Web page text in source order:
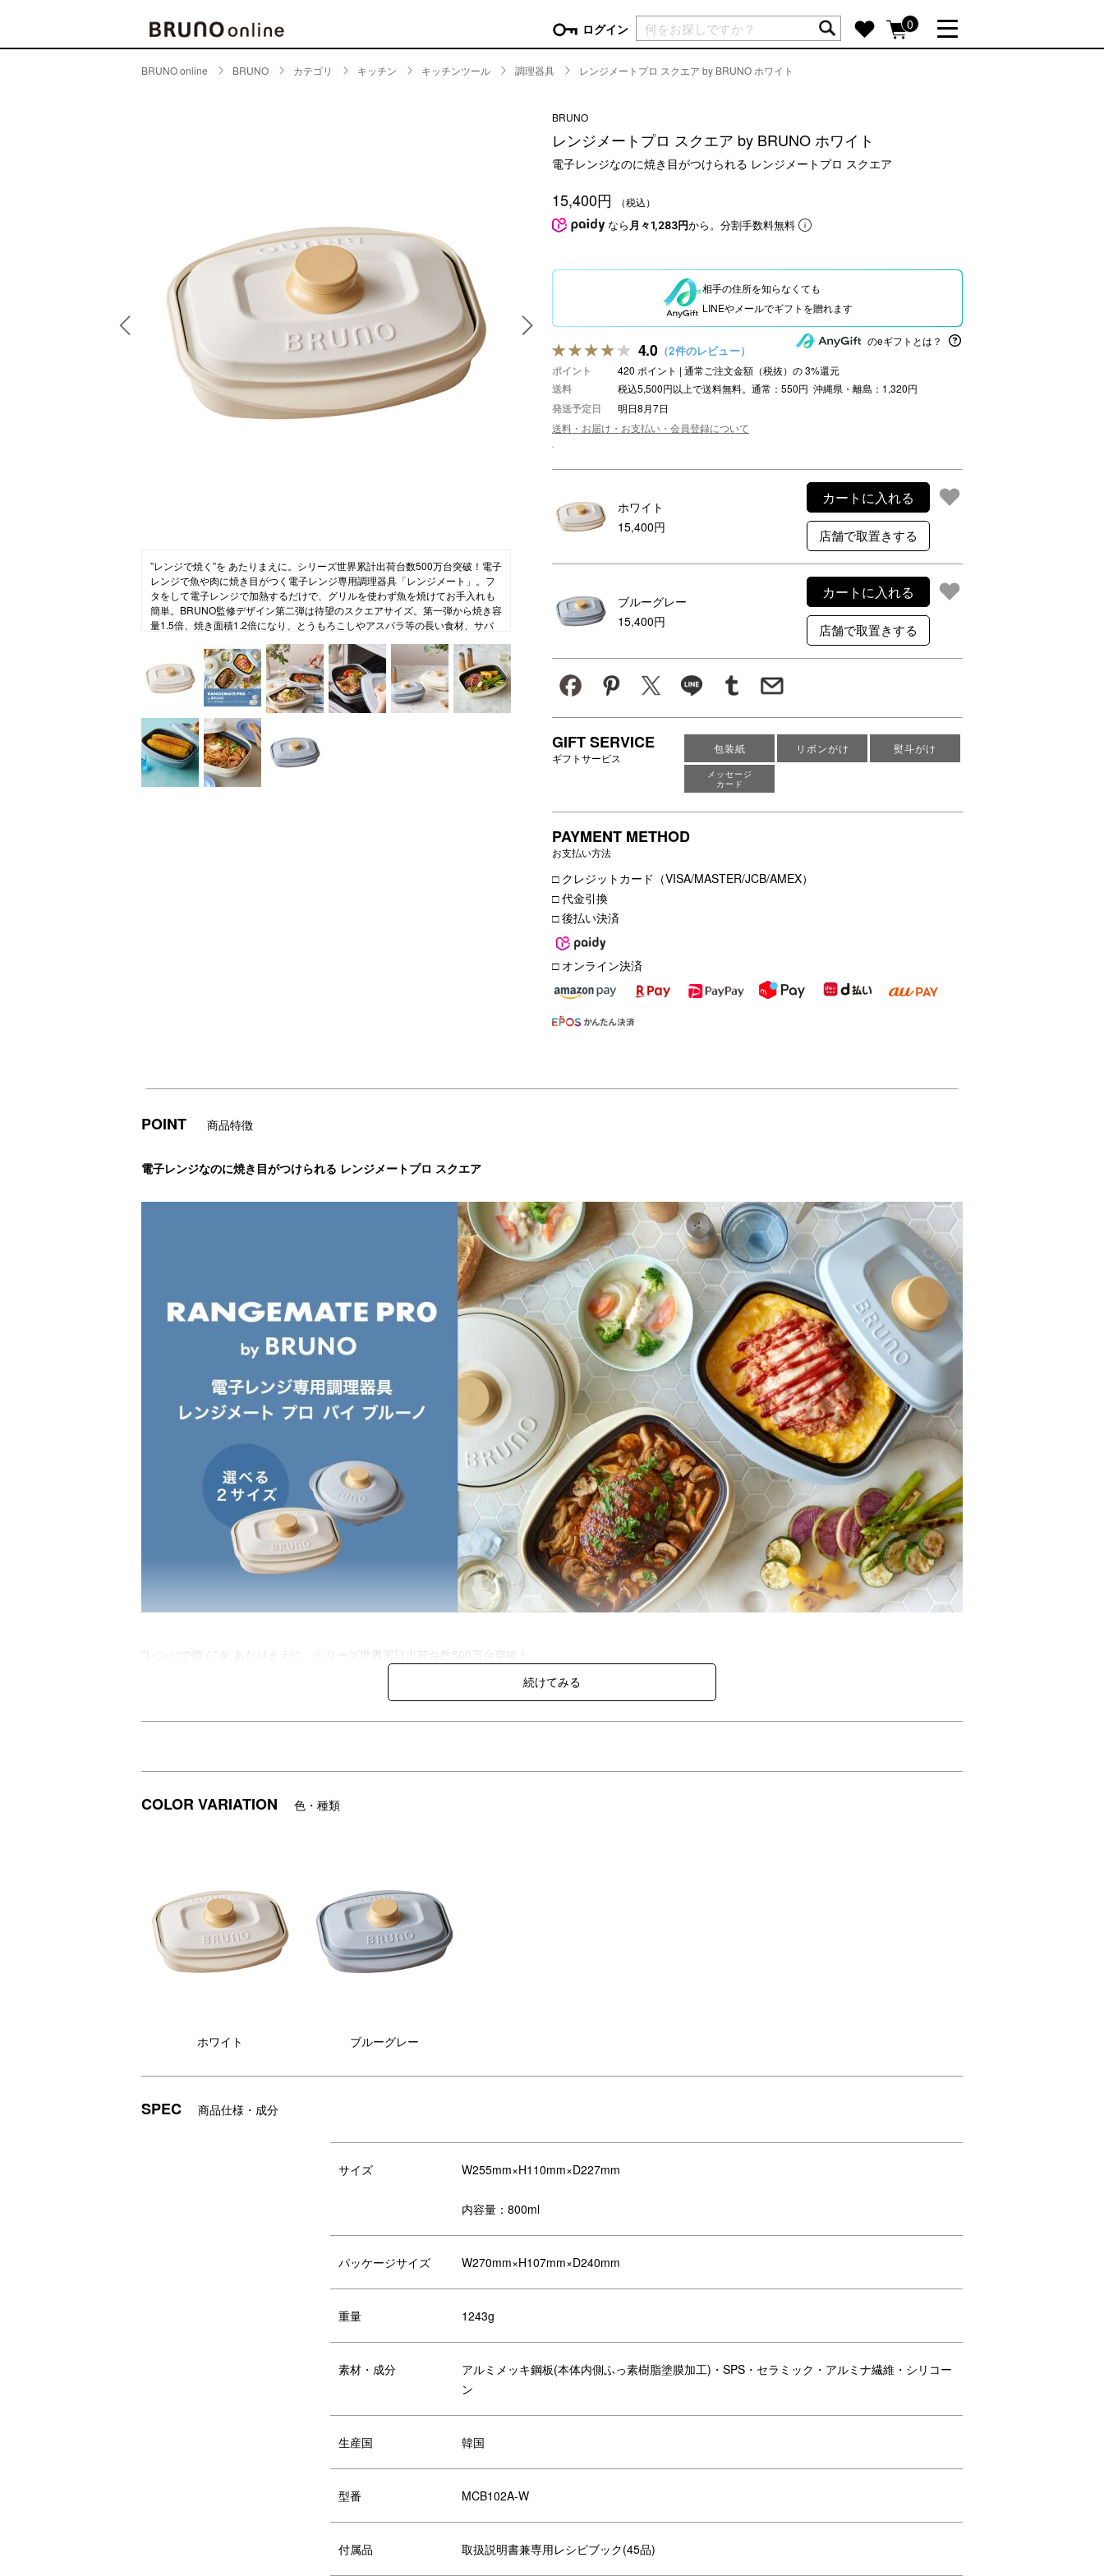
ログイン
ログイン
新規会員登録
0
現在カートには商品が入っていません。
CONTENTS
特集一覧
ランキング
コラム
ニュース
インテリア
家具・収納
ファブリック
ピクニックアイテム
ランチボックス・弁当箱
ランチバッグ・クーラートート
その他ピクニックアイテム
スキンケア・フェイスケア
ボディケア
アロマ
ファッション・トラベル ベビー・キッズアイテム more
おもちゃ・トイ
その他ベビー・キッズアイテム
出産祝い
母の日ギフト
more
SUPPORT
ご利用案内
ギフトサービス
BRUNO online BRUNO カテゴリ キッチン キッチンツール 調理器具 レンジメートプロ スクエア by BRUNO ホワイト
”レンジで焼く”を あたりまえに。シリーズ世界累計出荷台数500万台突破！電子
レンジで魚や肉に焼き目がつく電子レンジ専用調理器具「レンジメート」。フ
タをして電子レンジで加熱するだけで、グリルを使わず魚を焼けてお手入れも
簡単。BRUNO監修デザイン第二弾は待望のスクエアサイズ。第一弾から焼き容
量1.5倍、焼き面積1.2倍になり、とうもろこしやアスパラ等の長い食材、サバ
BRUNO
レンジメートプロ スクエア by BRUNO ホワイト
電子レンジなのに焼き目がつけられる レンジメートプロ スクエア
15,400円 （税込）
なら 月々1,283円から。分割手数料無料
相手の住所を知らなくても
LINEやメールでギフトを贈れます
のeギフトとは？
4.0 （2件のレビュー）
ポイント 420 ポイント | 通常ご注文金額（税抜）の3%還元
送料 税込5,500円以上で送料無料。通常：550円 沖縄県・離島：1,320円
発送予定日
明日8月7日
送料・お届け・お支払い・会員登録について
ホワイト
15,400円
カートに入れる
ブルーグレー
15,400円
カートに入れる
GIFT SERVICE
ギフトサービス
包装紙 リボンがけ 熨斗がけ
メッセージ
カード
PAYMENT METHOD
お支払い方法
□ クレジットカード（VISA/MASTER/JCB/AMEX）
□ 代金引換
□ 後払い決済
□ オンライン決済
POINT 商品特徴
電子レンジなのに焼き目がつけられる レンジメートプロ スクエア
”レンジで焼く”を あたりまえに。シリーズ世界累計出荷台数500万台突破！
電子レンジで魚や肉に焼き目がつく電子レンジ専用調理器具「レンジメート」。
フタをして電子レンジで加熱するだけで、グリルを使わず魚を焼けてお手入れも簡単。
第一弾から焼き容量1.5倍、焼き面積1.2倍になり、とうもろこしやアスパラ等の長い食材、サバの半身なども調理しやすくなりました。
一般的なマイクロ波による直接的な摩擦熱での温めに比べレンジメート プロ プラスならセラミックコーティングのフタが直接食材にあたることを防ぎ、
本体内部のプレートが発熱することで焼き目がつきます。
温かい状態の料理を楽しむことができます。洗い物を減らせるので家事の時短にも繋がります。
●ポイント3 持ち手が熱くなりにくい！
プレートはアツアツなのに持ち手の温度は体温程度。
電子レンジで調理後すぐに取り出し、食卓に運べます。
●ポイント5 食洗器にも対応
DETAIL 商品詳細
●多彩な調理ができる専用レシピブック(45品)付属です。
い食材も調理しやすく◎
単機能電子レンジ＋レンジメ
単機能電子レンジ＋レンジメ
COLOR VARIATION 色・種類
ホワイト ブルーグレー
SPEC 商品仕様・成分
サイズ W255mm×H110mm×D227mm
内容量：800ml
パッケージサイズ W270mm×H107mm×D240mm
重量 1243g
素材・成分
アルミメッキ鋼板(本体内側ふっ素樹脂塗膜加工)・SPS・セラミック・アルミナ繊維・シリコー
ン
生産国 韓国
型番 MCB102A-W
付属品 取扱説明書兼専用レシピブック(45品)